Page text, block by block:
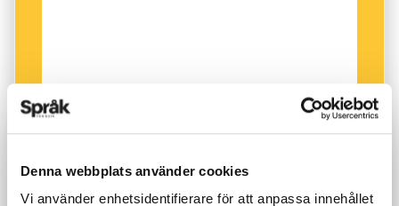
Denna webbplats använder cookies
Vi använder enhetsidentifierare för att anpassa innehållet